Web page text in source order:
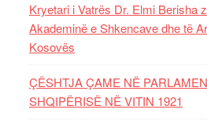
Kryetari i Vatrës Dr. Elmi Berisha
Akademinë e Shkencave dhe të
Kosovës
ÇËSHTJA ÇAME NË
SHQIPËRISË NË VITIN 1921